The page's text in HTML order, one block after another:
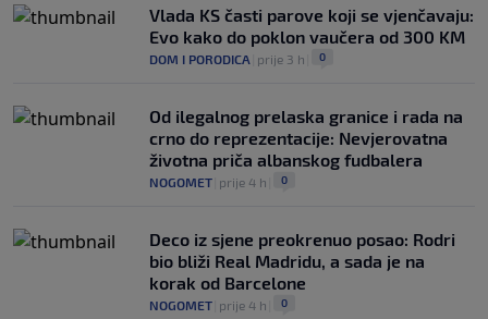
Vlada KS časti parove koji se vjenčavaju:
Evo kako do poklon vaučera od 300 KM
DOM I PORODICA prije 3 h 0
Od ilegalnog prelaska granice i rada na
crno do reprezentacije: Nevjerovatna
životna priča albanskog fudbalera
NOGOMET prije 4 h 0
Deco iz sjene preokrenuo posao: Rodri
bio bliži Real Madridu, a sada je na
korak od Barcelone
NOGOMET prije 4 h 0